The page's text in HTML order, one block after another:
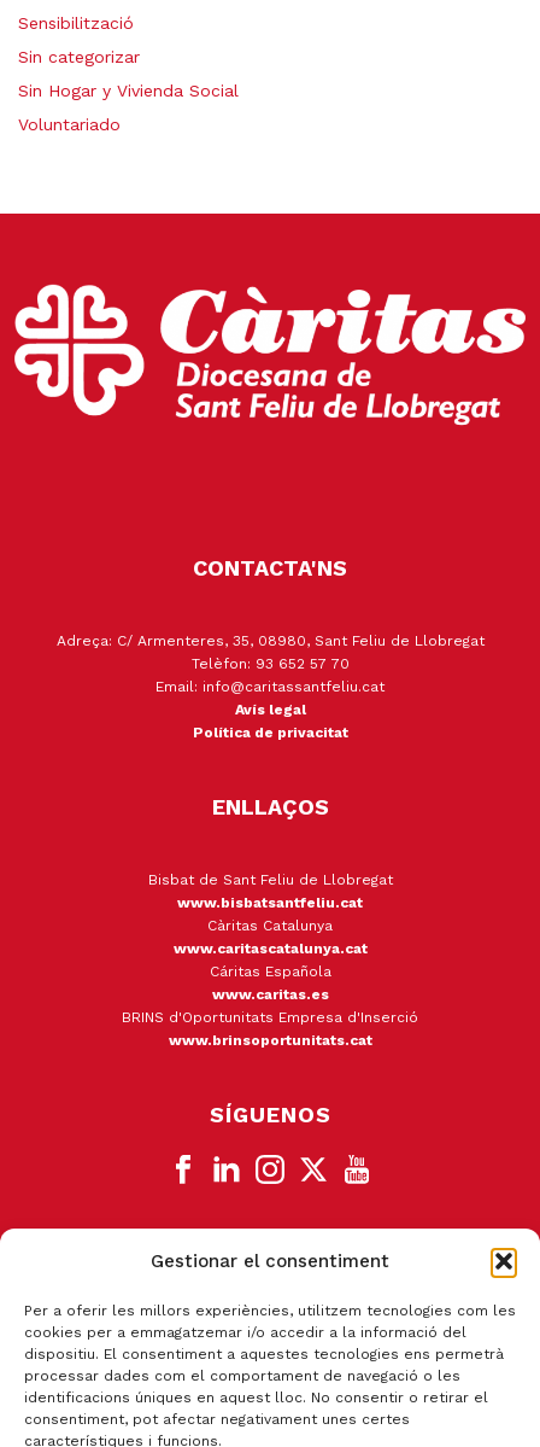
Gestionar el consentiment
Per a oferir les millors experiències, utilitzem tecnologies com les
cookies per a emmagatzemar i/o accedir a la informació del
dispositiu. El consentiment a aquestes tecnologies ens permetrà
processar dades com el comportament de navegació o les
identificacions úniques en aquest lloc. No consentir o retirar el
consentiment, pot afectar negativament unes certes
característiques i funcions.
Sensibilització
Sin categorizar
Sin Hogar y Vivienda Social
Voluntariado
CONTACTA'NS
Adreça: C/ Armenteres, 35, 08980, Sant Feliu de Llobregat
Telèfon: 93 652 57 70
Email: info@caritassantfeliu.cat
Avís legal
Política de privacitat
ENLLAÇOS
Bisbat de Sant Feliu de Llobregat
www.bisbatsantfeliu.cat
Càritas Catalunya
www.caritascatalunya.cat
Cáritas Española
www.caritas.es
BRINS d'Oportunitats Empresa d'Inserció
www.brinsoportunitats.cat
SÍGUENOS
CANAL DE DENUNCIA